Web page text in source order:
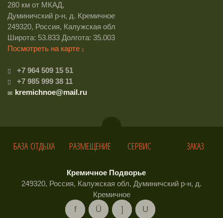
280 км от МКАД,
Думиничский р-н, д. Кремичное
249320, Россия, Калужская обл
Широта: 53.833 Долгота: 35.003
Посмотреть на карте
+7 964 509 15 51
+7 985 999 38 11
kremichnoe@mail.ru
БАЗА ОТДЫХА РАЗМЕЩЕНИЕ СЕРВИС ЗАКАЗ
Кремичное Подворье
249320, Россия, Калужская обл, Думиничский р-н, д.
Кремичное